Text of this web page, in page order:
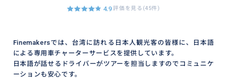
4.9評価を見る(45件)
Finemakersでは、台湾に訪れる日本人観光客の皆様に、日本語
による専用車チャーターサービスを提供しています。
日本語が話せるドライバーがツアーを担当しますのでコミュニケ
ーションも安心です。